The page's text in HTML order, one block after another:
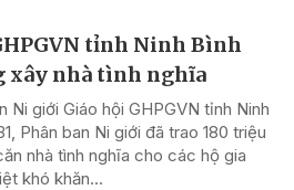
tỉnh Ninh Bình
xây nhà tình nghĩa
Ni giới Giáo hội GHPGVN tỉnh Ninh
Phân ban Ni giới đã trao 180 triệu
nhà tình nghĩa cho các hộ gia
khó khăn...